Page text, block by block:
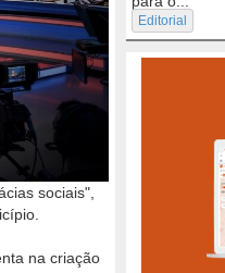
sociais",
na criação
Editorial